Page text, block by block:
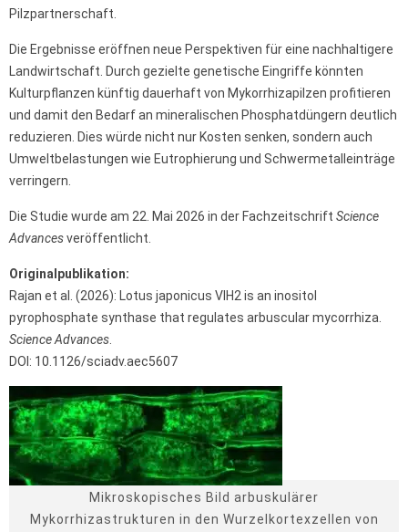
Pilzpartnerschaft.
Die Ergebnisse eröffnen neue Perspektiven für eine nachhaltigere
Landwirtschaft. Durch gezielte genetische Eingriffe könnten
Kulturpflanzen künftig dauerhaft von Mykorrhizapilzen profitieren
und damit den Bedarf an mineralischen Phosphatdüngern deutlich
reduzieren. Dies würde nicht nur Kosten senken, sondern auch
Umweltbelastungen wie Eutrophierung und Schwermetalleinträge
verringern.
Die Studie wurde am 22. Mai 2026 in der Fachzeitschrift Science
Advancesveröffentlicht.
Originalpublikation:
Rajan et al. (2026): Lotus japonicus VIH2 is an inositol
pyrophosphate synthase that regulates arbuscular mycorrhiza.
Science Advances
DOI: 10.1126/sciadv.aec5607
Mikroskopisches Bild arbuskulärer
Mykorrhizastrukturen in den Wurzelkortexzellen von